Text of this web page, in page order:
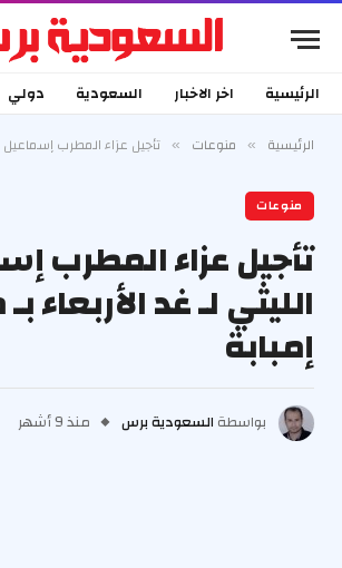
الرئيسية اخر الاخبار السعودية دولي
الرئيسية » منوعات » تأجيل عزاء المطرب إسماعيل الليثي
منوعات
تأجيل عزاء المطرب
الليثي لـ غد الأربعاء
إمبابة
بواسطة السعودية برس منذ 9 أشهر